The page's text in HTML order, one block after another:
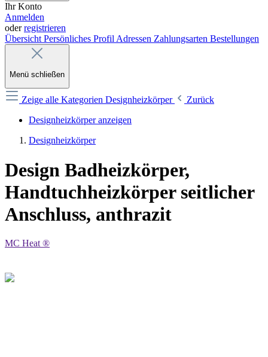
Ihr Konto
Anmelden
oderregistrieren
Übersicht Persönliches Profil Adressen Zahlungsarten Bestellungen
Menü schließen
Zeige alle Kategorien Designheizkörper
Zurück
Designheizkörper anzeigen
Designheizkörper
Design Badheizkörper,
Handtuchheizkörper seitlicher
Anschluss, anthrazit
MC Heat ®